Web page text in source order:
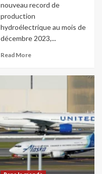
nouveau record de
production
hydroélectrique au mois de
décembre 2023,...
Read More